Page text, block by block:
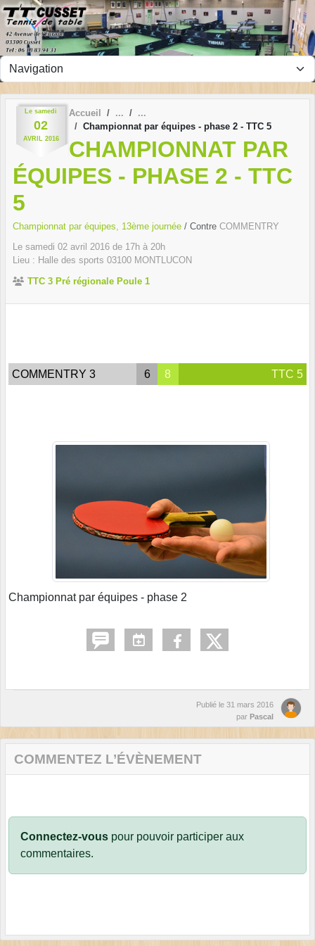
Le samedi
02
AVRIL 2016
Accueil
Championnat par équipes - phase 2 - TTC 5
CHAMPIONNAT PAR
ÉQUIPES - PHASE 2 - TTC
5
Championnat par équipes, 13ème journée / Contre COMMENTRY
Le samedi 02 avril 2016 de 17h à 20h
Lieu : Halle des sports 03100 MONTLUCON
TTC 3 Pré régionale Poule 1
COMMENTRY 3 6 8 TTC 5
Championnat par équipes - phase 2
Publié le 31 mars 2016
par Pascal
COMMENTEZ L’ÉVÈNEMENT
Connectez-vous pour pouvoir participer aux
commentaires.
Panneau de gestion des cookies